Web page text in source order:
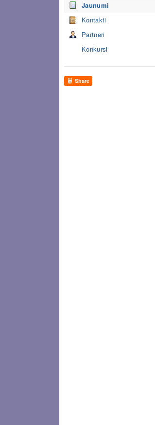
Jaunumi
Kontakti
Partneri
Konkursi
Share